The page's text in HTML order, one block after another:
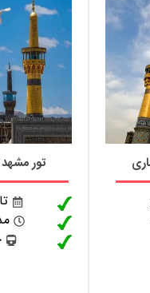
تور مشهد با